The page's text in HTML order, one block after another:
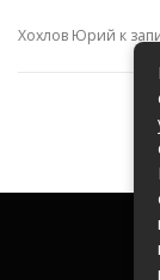
Хохлов Юрий к